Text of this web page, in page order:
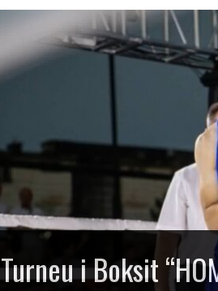
Kosova shkëlqen
“Mustafa